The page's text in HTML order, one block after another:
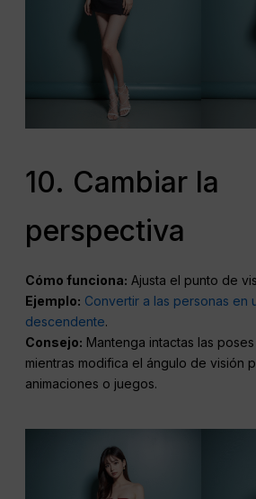
10. Cambiar la
perspectiva
Cómo funciona: Ajusta el punto de
Ejemplo: Convertir a las personas en
descendente.
Consejo: Mantenga intactas las
mientras modifica el ángulo de visión
animaciones o juegos.